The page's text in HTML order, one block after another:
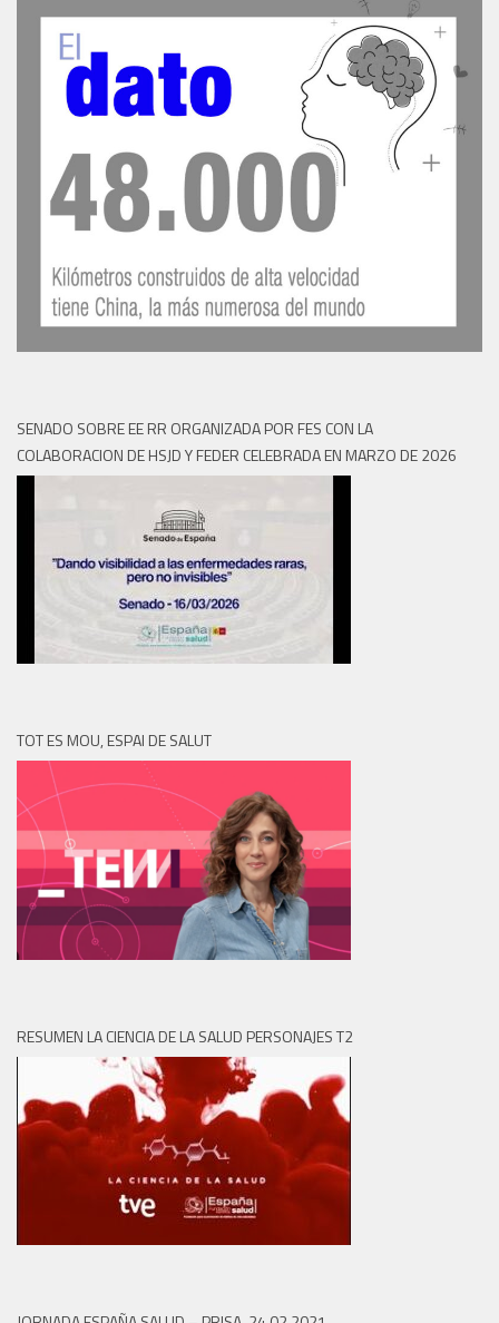
SENADO SOBRE EE RR ORGANIZADA POR FES CON LA
COLABORACION DE HSJD Y FEDER CELEBRADA EN MARZO DE 2026
TOT ES MOU, ESPAI DE SALUT
RESUMEN LA CIENCIA DE LA SALUD PERSONAJES T2